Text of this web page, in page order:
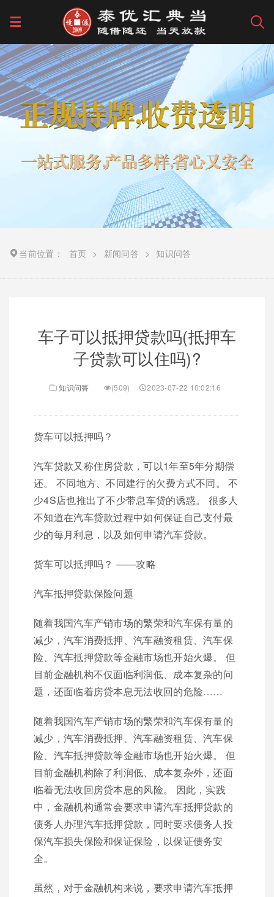
当前位置： 首页 > 新闻问答 > 知识问答
车子可以抵押贷款吗(抵押车
子贷款可以住吗)?
知识问答 (509) 2023-07-22 10:02:16
货车可以抵押吗？
汽车贷款又称住房贷款，可以1年至5年分期偿
还。 不同地方、不同建行的欠费方式不同。 不
少4S店也推出了不少带息车贷的诱惑。 很多人
不知道在汽车贷款过程中如何保证自己支付最
少的每月利息，以及如何申请汽车贷款。
货车可以抵押吗？ ——攻略
汽车抵押贷款保险问题
随着我国汽车产销市场的繁荣和汽车保有量的
减少，汽车消费抵押、汽车融资租赁、汽车保
险、汽车抵押贷款等金融市场也开始火爆。 但
目前金融机构不仅面临利润低、成本复杂的问
题，还面临着房贷本息无法收回的危险……
随着我国汽车产销市场的繁荣和汽车保有量的
减少，汽车消费抵押、汽车融资租赁、汽车保
险、汽车抵押贷款等金融市场也开始火爆。 但
目前金融机构除了利润低、成本复杂外，还面
临着无法收回房贷本息的风险。 因此，实践
中，金融机构通常会要求申请汽车抵押贷款的
债务人办理汽车抵押贷款，同时要求债务人投
保汽车损失保险和保证保险，以保证债务安
全。
虽然，对于金融机构来说，要求申请汽车抵押